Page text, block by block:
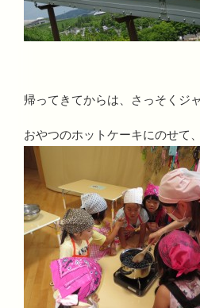
帰ってきてからは、さっそくジ
おやつのホットケーキにのせて